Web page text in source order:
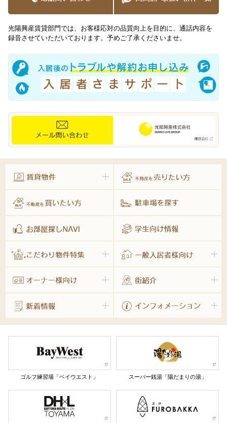
光陽興産賃貸部門では、お客様応対の品質向上を目的に、通話内容を
録音させていただいております。予めご了承くださいませ。
ゴルフ練習場「ベイウエスト」 スーパー銭湯「陽だまりの湯」